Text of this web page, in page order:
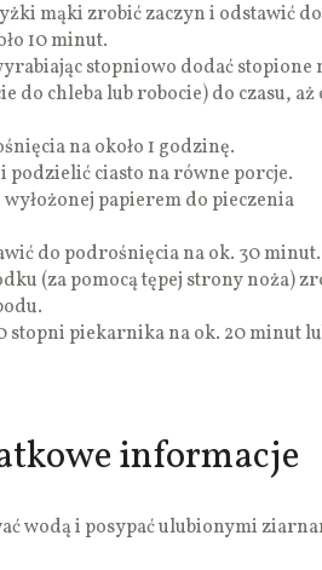
mąki zrobić zaczyn i odstawić do
10 minut.
stopniowo dodać stopione
do chleba lub robocie) do czasu, aż
na około 1 godzinę.
podzielić ciasto na równe porcje.
papierem do pieczenia
do podrośnięcia na ok. 30 minut.
(za pomocą tępej strony noża)
stopni piekarnika na ok. 20 minut
informacje
wodą i posypać ulubionymi